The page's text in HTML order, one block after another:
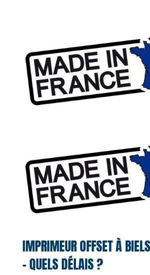
IMPRIMEUR OFFSET À
– QUELS DÉLAIS ?